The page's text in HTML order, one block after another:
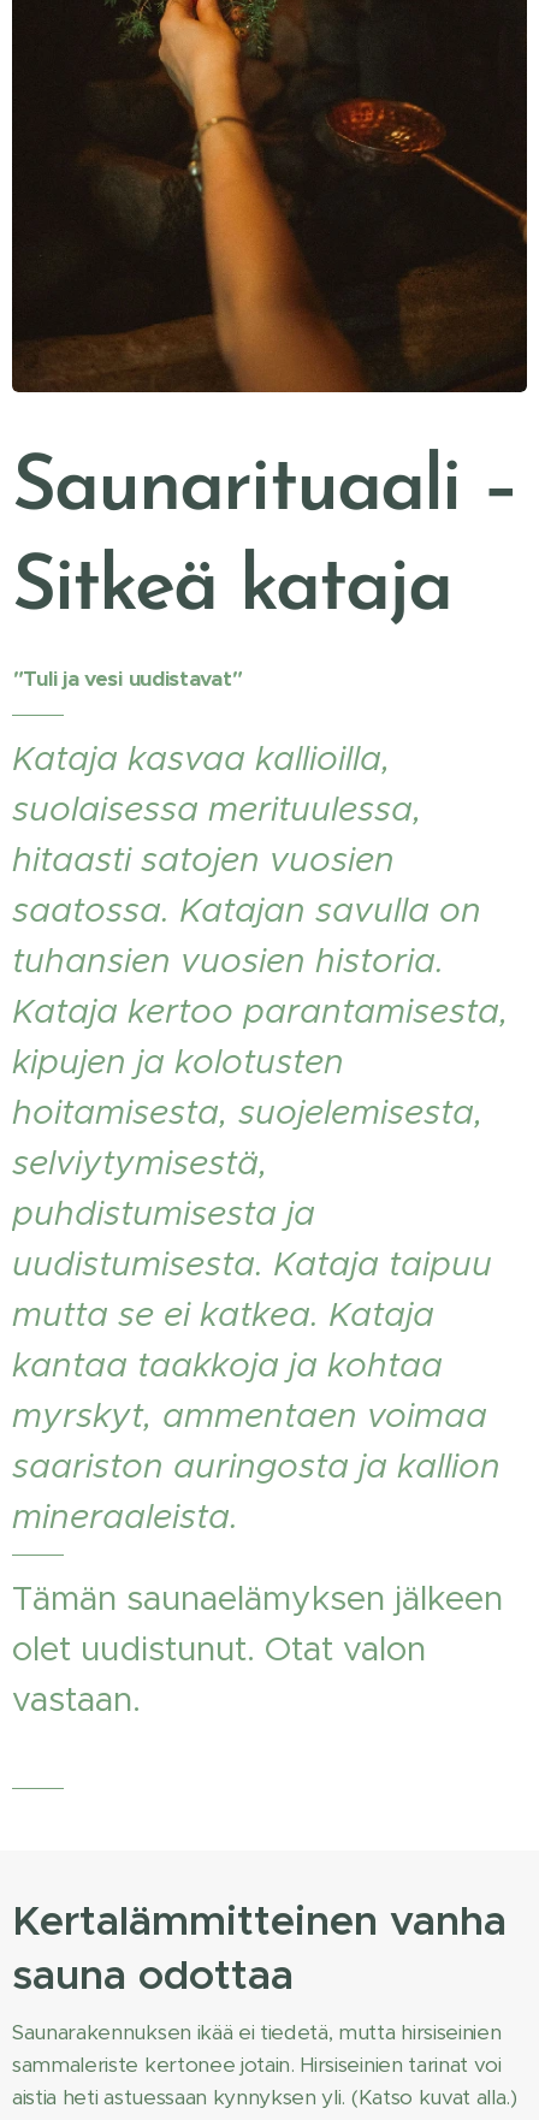
Saunarituaali –
Sitkeä kataja
"Tuli ja vesi uudistavat"
Kataja kasvaa kallioilla,
suolaisessa merituulessa,
hitaasti satojen vuosien
saatossa. Katajan savulla on
tuhansien vuosien historia.
Kataja kertoo parantamisesta,
kipujen ja kolotusten
hoitamisesta, suojelemisesta,
selviytymisestä,
puhdistumisesta ja
uudistumisesta. Kataja taipuu
mutta se ei katkea. Kataja
kantaa taakkoja ja kohtaa
myrskyt, ammentaen voimaa
saariston auringosta ja kallion
mineraaleista.
Tämän saunaelämyksen jälkeen
olet uudistunut. Otat valon
vastaan.
Kertalämmitteinen vanha
sauna odottaa
Saunarakennuksen ikää ei tiedetä, mutta hirsiseinien
sammaleriste kertonee jotain. Hirsiseinien tarinat voi
aistia heti astuessaan kynnyksen yli. (Katso kuvat alla.)